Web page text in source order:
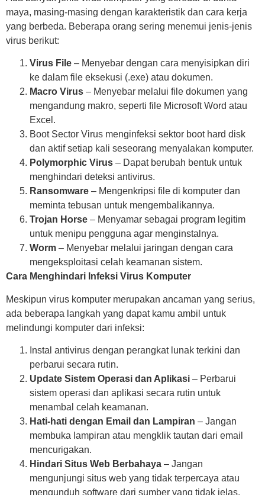
maya, masing-masing dengan karakteristik dan cara kerja
yang berbeda. Beberapa orang sering menemui jenis-jenis
virus berikut:
Virus File – Menyebar dengan cara menyisipkan diri
ke dalam file eksekusi (.exe) atau dokumen.
Macro Virus – Menyebar melalui file dokumen yang
mengandung makro, seperti file Microsoft Word atau
Excel.
Boot Sector Virus menginfeksi sektor boot hard disk
dan aktif setiap kali seseorang menyalakan komputer.
Polymorphic Virus – Dapat berubah bentuk untuk
menghindari deteksi antivirus.
Ransomware – Mengenkripsi file di komputer dan
meminta tebusan untuk mengembalikannya.
Trojan Horse – Menyamar sebagai program legitim
untuk menipu pengguna agar menginstalnya.
Worm – Menyebar melalui jaringan dengan cara
mengeksploitasi celah keamanan sistem.
Cara Menghindari Infeksi Virus Komputer
Meskipun virus komputer merupakan ancaman yang serius,
ada beberapa langkah yang dapat kamu ambil untuk
melindungi komputer dari infeksi:
Instal antivirus dengan perangkat lunak terkini dan
perbarui secara rutin.
Update Sistem Operasi dan Aplikasi – Perbarui
sistem operasi dan aplikasi secara rutin untuk
menambal celah keamanan.
Hati-hati dengan Email dan Lampiran – Jangan
membuka lampiran atau mengklik tautan dari email
mencurigakan.
Hindari Situs Web Berbahaya – Jangan
mengunjungi situs web yang tidak terpercaya atau
mengunduh software dari sumber yang tidak jelas.